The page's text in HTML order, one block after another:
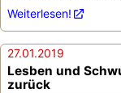
Weiterlesen!
27.01.2019
Lesben und
zurück